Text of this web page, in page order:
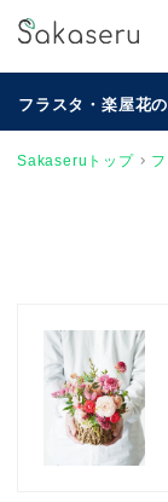
フラスタ・楽屋花
Sakaseruトップ